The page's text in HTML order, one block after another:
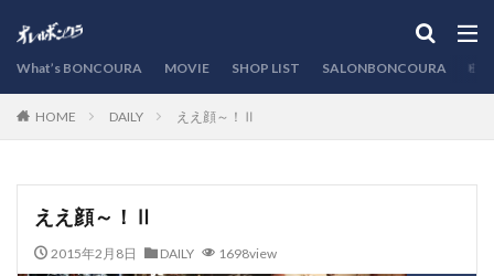
What’s BONCOURA MOVIE SHOP LIST SALONBONCOURA
HOME DAILY ええ顔～！Ⅱ
ええ顔～！Ⅱ
2015年2月8日 DAILY 1698view
カテゴリー
検索